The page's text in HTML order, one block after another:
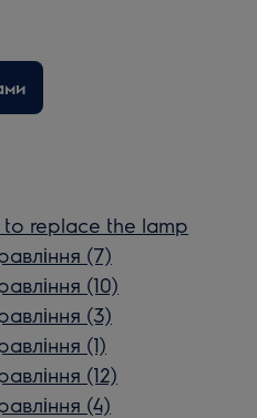
replace the lamp
(7)
(10)
(3)
(1)
(12)
(4)